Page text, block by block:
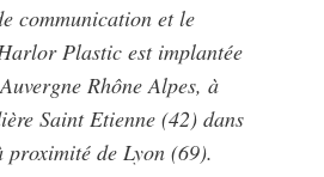
communication et le
Plastic est implantée
Rhône Alpes, à
Saint Etienne (42) dans
de Lyon (69).